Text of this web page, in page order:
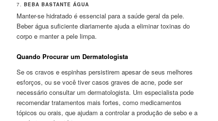
7.BEBA BASTANTE ÁGUA
Manter-se hidratado é essencial para a saúde geral da pele.
Beber água suficiente diariamente ajuda a eliminar toxinas do
corpo e manter a pele limpa.
Quando Procurar um Dermatologista
Se os cravos e espinhas persistirem apesar de seus melhores
esforços, ou se você tiver casos graves de acne, pode ser
necessário consultar um dermatologista. Um especialista pode
recomendar tratamentos mais fortes, como medicamentos
tópicos ou orais, que ajudam a controlar a produção de sebo e a